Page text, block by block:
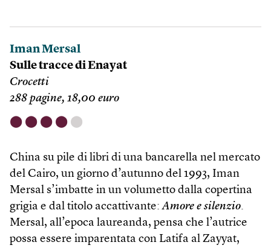
Iman Mersal
Sulle tracce di Enayat
Crocetti
288 pagine, 18,00 euro
⬤ ⬤ ⬤ ⬤ ⬤
China su pile di libri di una bancarella nel mercato
del Cairo, un giorno d’autunno del 1993, Iman
Mersal s’imbatte in un volumetto dalla copertina
grigia e dal titolo accattivante:Amore e silenzio.
Mersal, all’epoca laureanda, pensa che l’autrice
possa essere imparentata con Latifa al Zayyat,